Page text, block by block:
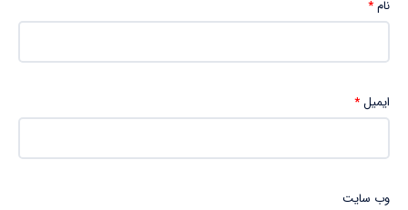
نام*
ایمیل*
وب‌ سایت